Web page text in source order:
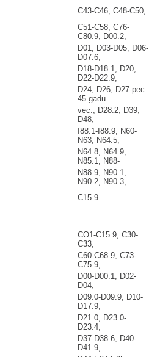
C43-C46, C48-C50,
C51-C58, C76-
C80.9, D00.2,
D01, D03-D05, D06-
D07.6,
D18-D18.1, D20,
D22-D22.9,
D24, D26, D27-pēc
45 gadu
vec., D28.2, D39,
D48,
I88.1-I88.9, N60-
N63, N64.5,
N64.8, N64.9,
N85.1, N88-
N88.9, N90.1,
N90.2, N90.3,
C15.9
CO1-C15.9, C30-
C33,
C60-C68.9, C73-
C75.9,
D00-D00.1, D02-
D04,
D09.0-D09.9, D10-
D17.9,
D21.0, D23.0-
D23.4,
D37-D38.6, D40-
D41.9,